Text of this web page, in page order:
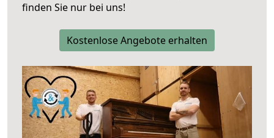
finden Sie nur bei uns!
Kostenlose Angebote erhalten